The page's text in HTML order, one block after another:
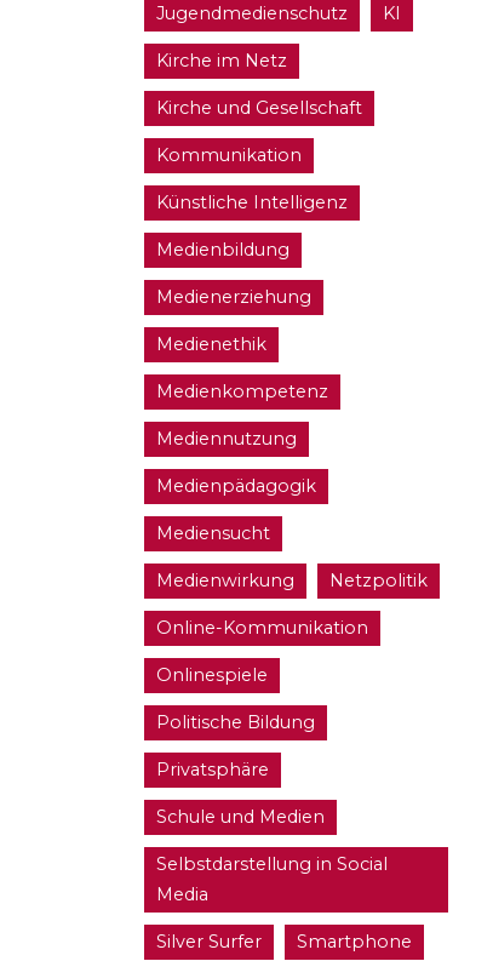
Jugendmedienschutz KI
Kirche im Netz
Kirche und Gesellschaft
Kommunikation
Künstliche Intelligenz
Medienbildung
Medienerziehung
Medienethik
Medienkompetenz
Mediennutzung
Medienpädagogik
Mediensucht
Medienwirkung Netzpolitik
Online-Kommunikation
Onlinespiele
Politische Bildung
Privatsphäre
Schule und Medien
Selbstdarstellung in Social
Media
Silver Surfer Smartphone